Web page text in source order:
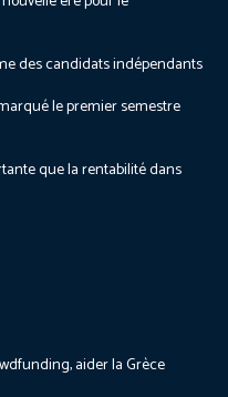
des candidats indépendants
le premier semestre
que la rentabilité dans
aider la Grèce